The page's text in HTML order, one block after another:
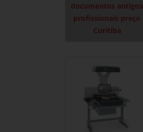
documentos antigos
profissionais preço
Curitiba